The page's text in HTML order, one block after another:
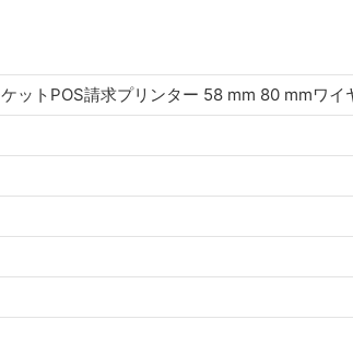
ットPOS請求プリンター 58 mm 80 mmワイ